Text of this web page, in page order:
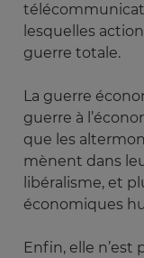
lesquelles
guerre totale.
La guerre
guerre à
que les
mènent dans
libéralisme, et
économiques
Enfin, elle n’est